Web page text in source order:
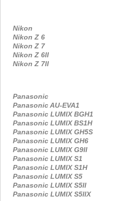
Nikon
Nikon Z 6
Nikon Z 7
Nikon Z 6II
Nikon Z 7II
Panasonic
Panasonic AU-EVA1
Panasonic LUMIX BGH1
Panasonic LUMIX BS1H
Panasonic LUMIX GH5S
Panasonic LUMIX GH6
Panasonic LUMIX G9II
Panasonic LUMIX S1
Panasonic LUMIX S1H
Panasonic LUMIX S5
Panasonic LUMIX S5II
Panasonic LUMIX S5IIX